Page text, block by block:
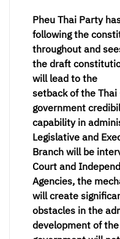
Pheu Thai Party
following the
throughout and
the draft
will lead to the
setback of the
government
capability in
Legislative and
Branch will be
Court and
Agencies, the
will create
obstacles in the
development of